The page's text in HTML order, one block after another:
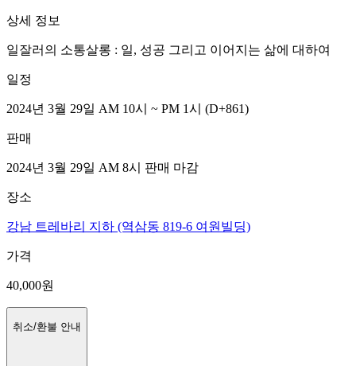
상세 정보
일잘러의 소통살롱 : 일, 성공 그리고 이어지는 삶에 대하여
일정
2024년 3월 29일 AM 10시 ~ PM 1시 (D+861)
판매
2024년 3월 29일 AM 8시 판매 마감
장소
강남 트레바리 지하 (역삼동 819-6 여원빌딩)
가격
40,000원
취소/환불 안내